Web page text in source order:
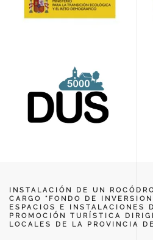
INSTALACIÓN DE UN
CARGO “FONDO DE
ESPACIOS E INSTALACIONES
PROMOCIÓN TURÍSTICA
LOCALES DE LA PROVINCIA